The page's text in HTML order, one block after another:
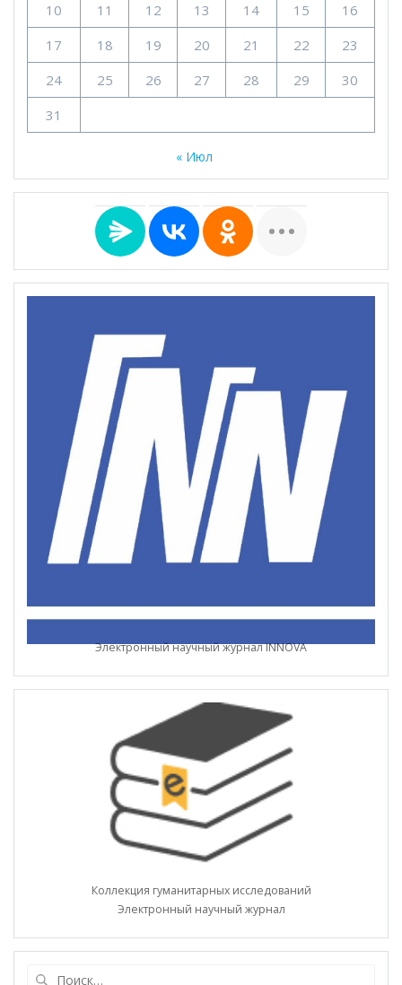
10
11 12 13 14 15
16
17
18 19 20 21 22
23
24
25 26 27 28 29
30
31
« Июл
Электронный научный журнал INNOVA
Коллекция гуманитарных исследований
Электронный научный журнал